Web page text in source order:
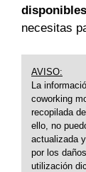
necesitas
AVISO:
La
coworking
recopilada
ello, no
actualizada
por los
utilización